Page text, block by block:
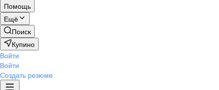
Помощь
Ещё
Поиск
Купино
Войти
Войти
Создать резюме